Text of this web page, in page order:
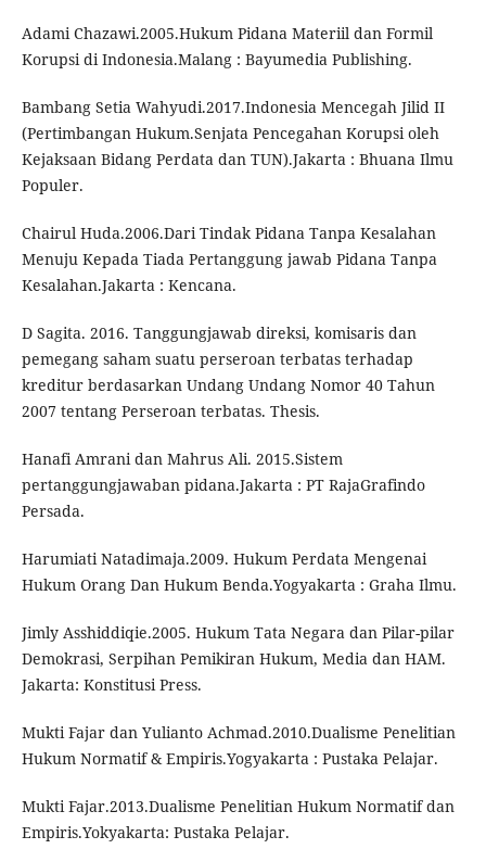
Adami Chazawi.2005.Hukum Pidana Materiil dan Formil
Korupsi di Indonesia.Malang : Bayumedia Publishing.
Bambang Setia Wahyudi.2017.Indonesia Mencegah Jilid II
(Pertimbangan Hukum.Senjata Pencegahan Korupsi oleh
Kejaksaan Bidang Perdata dan TUN).Jakarta : Bhuana Ilmu
Populer.
Chairul Huda.2006.Dari Tindak Pidana Tanpa Kesalahan
Menuju Kepada Tiada Pertanggung jawab Pidana Tanpa
Kesalahan.Jakarta : Kencana.
D Sagita. 2016. Tanggungjawab direksi, komisaris dan
pemegang saham suatu perseroan terbatas terhadap
kreditur berdasarkan Undang Undang Nomor 40 Tahun
2007 tentang Perseroan terbatas. Thesis.
Hanafi Amrani dan Mahrus Ali. 2015.Sistem
pertanggungjawaban pidana.Jakarta : PT RajaGrafindo
Persada.
Harumiati Natadimaja.2009. Hukum Perdata Mengenai
Hukum Orang Dan Hukum Benda.Yogyakarta : Graha Ilmu.
Jimly Asshiddiqie.2005. Hukum Tata Negara dan Pilar-pilar
Demokrasi, Serpihan Pemikiran Hukum, Media dan HAM.
Jakarta: Konstitusi Press.
Mukti Fajar dan Yulianto Achmad.2010.Dualisme Penelitian
Hukum Normatif & Empiris.Yogyakarta : Pustaka Pelajar.
Mukti Fajar.2013.Dualisme Penelitian Hukum Normatif dan
Empiris.Yokyakarta: Pustaka Pelajar.